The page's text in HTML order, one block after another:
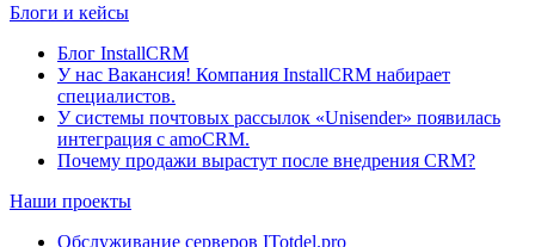
Блоги и кейсы
Блог InstallCRM
У нас Вакансия! Компания InstallCRM набирает
специалистов.
У системы почтовых рассылок «Unisender» появилась
интеграция с amoCRM.
Почему продажи вырастут после внедрения CRM?
Наши проекты
Обслуживание серверов ITotdel.pro